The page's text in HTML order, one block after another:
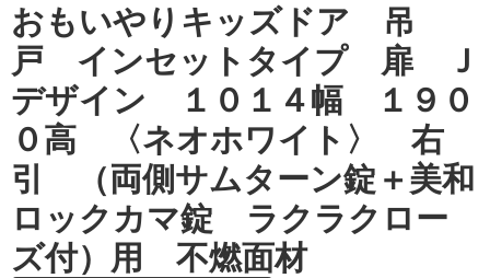
おもいやりキッズドア 吊
戸 インセットタイプ 扉 Ｊ
デザイン １０１４幅 １９０
０高 〈ネオホワイト〉 右
引 （両側サムターン錠＋美和
ロックカマ錠 ラクラクロー
ズ付）用 不燃面材